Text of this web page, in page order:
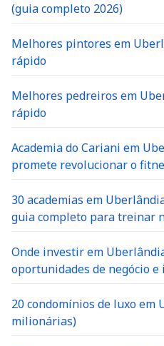
(guia completo 2026)
Melhores pintores em
rápido
Melhores pedreiros em
rápido
Academia do Cariani em
promete revolucionar o
30 academias em
guia completo para treinar
Onde investir em
oportunidades de negócio e
20 condomínios de luxo em
milionárias)